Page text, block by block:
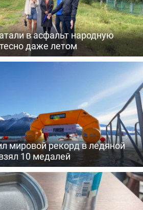
в асфальт народную
даже летом
мировой рекорд в ледяной
10 медалей